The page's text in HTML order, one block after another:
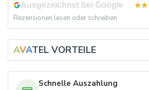
Ausgezeichnet bei Google
Rezensionen lesen oder schreiben
Schnelle Auszahlung
AVATEL VORTEILE